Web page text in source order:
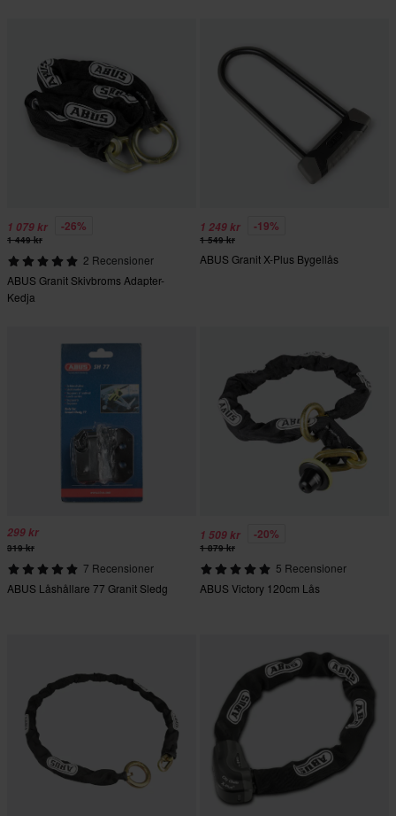
1 079 kr -26%
1 449 kr
2 Recensioner
ABUS Granit Skivbroms Adapter-
Kedja
1 249 kr -19%
1 549 kr
ABUS Granit X-Plus Bygellås
299 kr
319 kr
7 Recensioner
ABUS Låshållare 77 Granit Sledg
1 509 kr -20%
1 879 kr
5 Recensioner
ABUS Victory 120cm Lås